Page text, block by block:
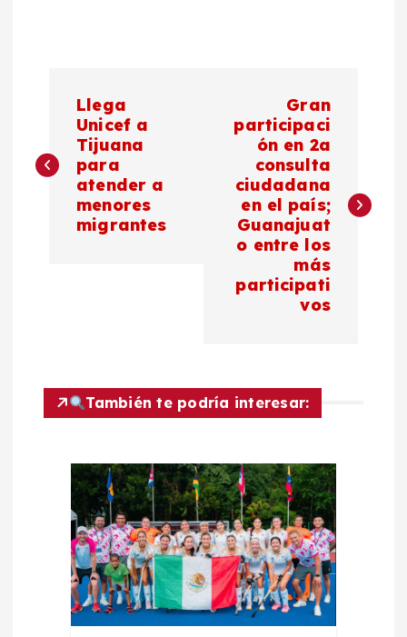
v
Llega
Unicef a
Tijuana
para
atender a
menores
migrantes
Gran
participaci
ón en 2a
consulta
ciudadana
en el país;
Guanajuat
o entre los
más
participati
vos
También te podría interesar: